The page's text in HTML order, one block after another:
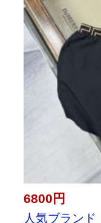
6800円
人気ブラン